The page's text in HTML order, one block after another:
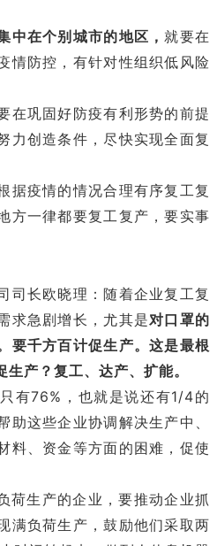
中在个别城市的地区，就要在
情防控，有针对性组织低风险
在巩固好防疫有利形势的前提
力创造条件，尽快实现全面复
据疫情的情况合理有序复工复
方一律都要复工复产，要实事
司长欧晓理：随着企业复工复
求急剧增长，尤其是对口罩的
要千方百计促生产。这是最根
生产？ 复工、达产、扩能。
有76%，也就是说还有1/4的
助这些企业协调解决生产中、
料、资金等方面的困难，促使
荷生产的企业，要推动企业抓
满负荷生产，鼓励他们采取两